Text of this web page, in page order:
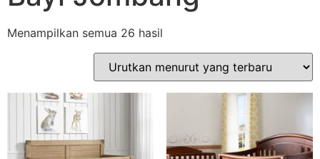
Menampilkan semua 26 hasil